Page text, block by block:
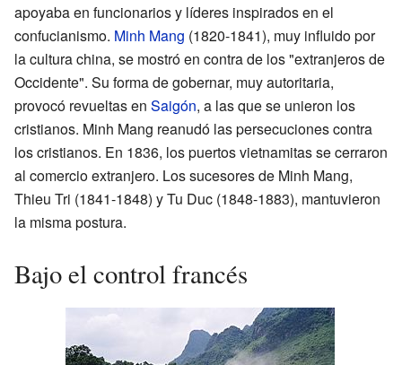
apoyaba en funcionarios y líderes inspirados en el
confucianismo. Minh Mang (1820-1841), muy influido por
la cultura china, se mostró en contra de los "extranjeros de
Occidente". Su forma de gobernar, muy autoritaria,
provocó revueltas en Saigón, a las que se unieron los
cristianos. Minh Mang reanudó las persecuciones contra
los cristianos. En 1836, los puertos vietnamitas se cerraron
al comercio extranjero. Los sucesores de Minh Mang,
Thieu Tri (1841-1848) y Tu Duc (1848-1883), mantuvieron
la misma postura.
Bajo el control francés